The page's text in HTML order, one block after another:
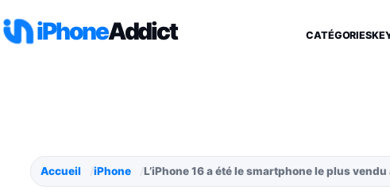
iPhoneAddict CATÉGORIES
Accueil iPhone L’iPhone 16 a été le smartphone le plus